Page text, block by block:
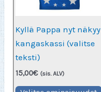
Kyllä Pappa nyt näkyy
kangaskassi (valitse
teksti)
15,00€ (sis. ALV)